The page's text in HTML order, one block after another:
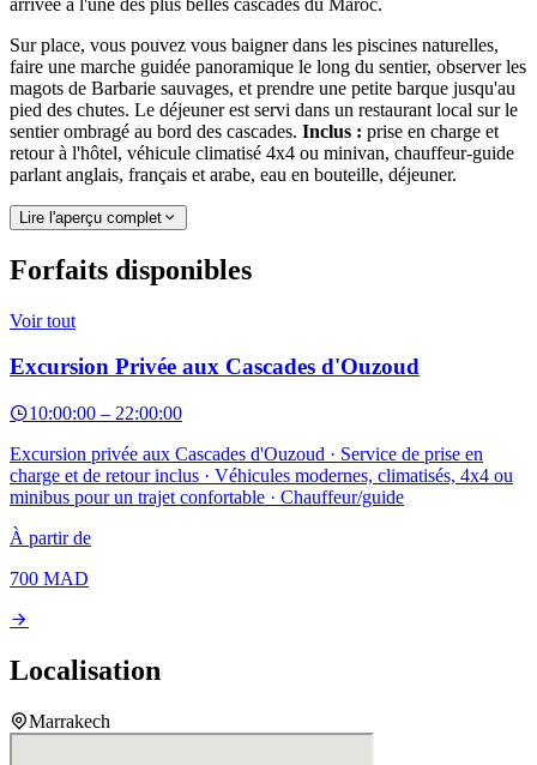
Sur place, vous pouvez vous baigner dans les piscines naturelles,
faire une marche guidée panoramique le long du sentier, observer les
magots de Barbarie sauvages, et prendre une petite barque jusqu'au
pied des chutes. Le déjeuner est servi dans un restaurant local sur le
sentier ombragé au bord des cascades. Inclus : prise en charge et
retour à l'hôtel, véhicule climatisé 4x4 ou minivan, chauffeur-guide
parlant anglais, français et arabe, eau en bouteille, déjeuner.
Lire l'aperçu complet
Forfaits disponibles
Voir tout
Excursion Privée aux Cascades d'Ouzoud
10:00:00 – 22:00:00
Excursion privée aux Cascades d'Ouzoud · Service de prise en
charge et de retour inclus · Véhicules modernes, climatisés, 4x4 ou
minibus pour un trajet confortable · Chauffeur/guide
À partir de
700 MAD
Localisation
Marrakech